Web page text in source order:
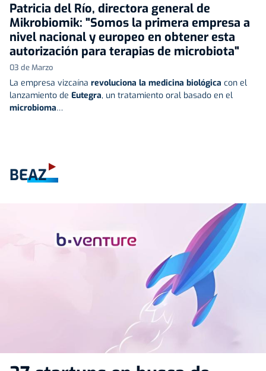
Patricia del Río, directora general de
Mikrobiomik: "Somos la primera empresa a
nivel nacional y europeo en obtener esta
autorización para terapias de microbiota"
03 de Marzo
La empresa vizcaína revoluciona la medicina biológica con el
lanzamiento de Eutegra, un tratamiento oral basado en el
microbioma…
BEAZ